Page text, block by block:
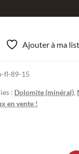
Ajouter à ma
fl-89-15
: Dolomite (minéral),
en vente !